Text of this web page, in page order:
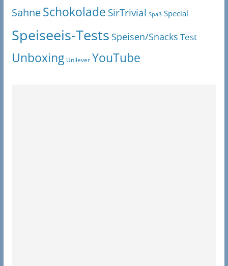
SahneSchokolade SirTrivial Spaß Special
Speiseeis-Tests Speisen/Snacks Test
Unboxing Unilever YouTube